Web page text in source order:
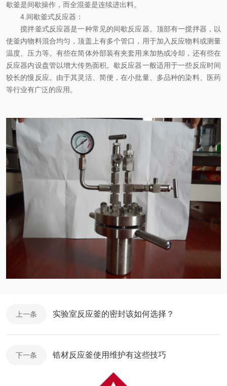
歇釜是间歇操作，而全混釜是连续进出料。
4.间歇釜式反应器：
搅拌釜式反应器是一种常见的间歇反应器。顶部有一搅拌器，以
使釜内物料混合均匀，顶盖上有多个管口，用于加入反应物料或测量
温度、压力等。有些在简体外部装有夹套用来加热或冷却，还有些在
反应器内设盘管以增大传热面积。歇反应器一般适用于一些反应时间
较长的慢反应。由于其灵活、简便，在小批量、多品种的染料、医药
等行业有广泛的应用。
上一条 实验室反应釜的密封该如何选择？
下一条 锆材反应釜使用维护有这些技巧